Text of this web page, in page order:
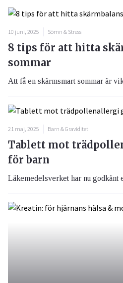
10 juni, 2025 Sömn & Stress
8 tips för att hitta
sommar
Att få en skärmsmart sommar är
21 maj, 2025 Barn & Graviditet
Tablett mot
för barn
Läkemedelsverket har nu godkänt